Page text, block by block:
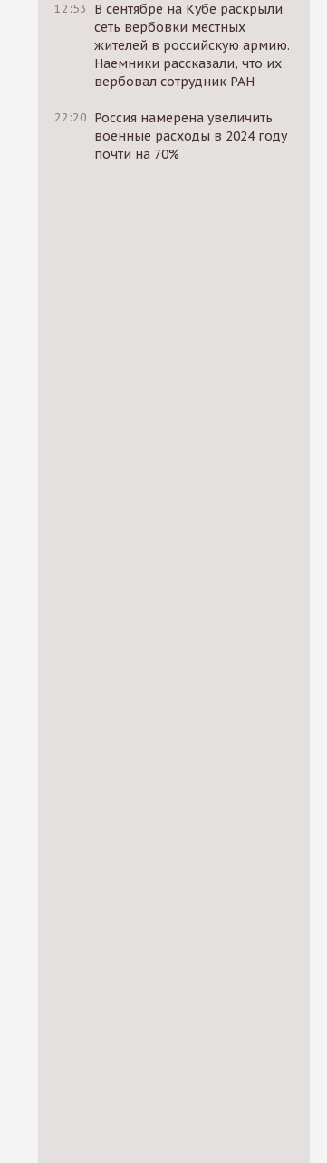
12:53
В сентябре на Кубе раскрыли
сеть вербовки местных
жителей в российскую армию.
Наемники рассказали, что их
вербовал сотрудник РАН
22:20 Россия намерена увеличить
военные расходы в 2024 году
почти на 70%